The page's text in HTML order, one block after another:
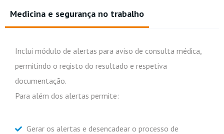
Medicina e segurança no trabalho
Inclui módulo de alertas para aviso de consulta médica,
permitindo o registo do resultado e respetiva
documentação.
Para além dos alertas permite:
Gerar os alertas e desencadear o processo de